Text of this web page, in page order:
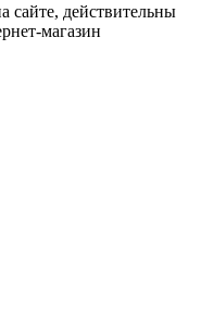
сайте, действительны
магазин